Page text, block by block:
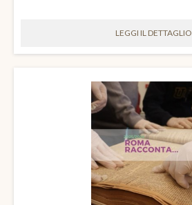
LEGGI IL DETTAGLIO